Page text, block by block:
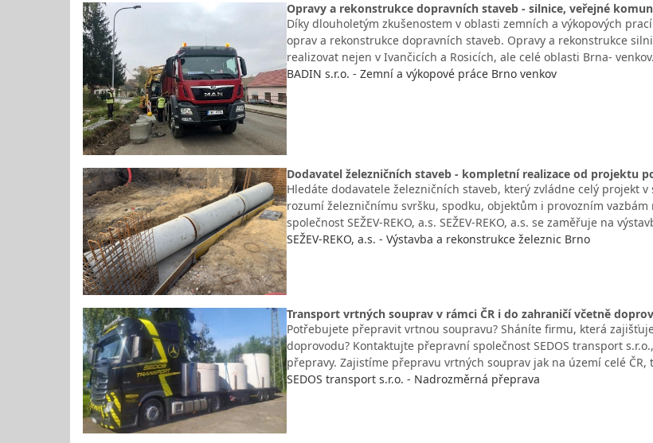
Opravy a rekonstrukce dopravních staveb - silnice, veřejné
Díky dlouholetým zkušenostem v oblasti zemních a výkopových
oprav a rekonstrukce dopravních staveb. Opravy a rekonstrukce
realizovat nejen v Ivančicích a Rosicích, ale celé oblasti Brna-
BADIN s.r.o. - Zemní a výkopové práce Brno venkov
Dodavatel železničních staveb - kompletní realizace od projektu
Hledáte dodavatele železničních staveb, který zvládne celý projekt
rozumí železničnímu svršku, spodku, objektům i provozním
společnost SEŽEV-REKO, a.s. SEŽEV-REKO, a.s. se zaměřuje na
SEŽEV-REKO, a.s. - Výstavba a rekonstrukce železnic Brno
Transport vrtných souprav v rámci ČR i do zahraničí včetně
Potřebujete přepravit vrtnou soupravu? Sháníte firmu, která
doprovodu? Kontaktujte přepravní společnost SEDOS transport
přepravy. Zajistíme přepravu vrtných souprav jak na území celé ČR,
SEDOS transport s.r.o. - Nadrozměrná přeprava